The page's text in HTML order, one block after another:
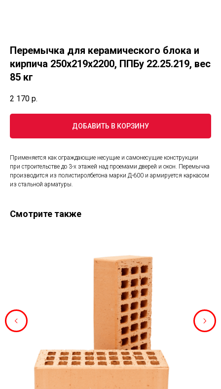
Перемычка для керамического блока и
кирпича 250х219х2200, ППБу 22.25.219, вес
85 кг
2 170 р.
ДОБАВИТЬ В КОРЗИНУ
Применяется как ограждающие несущие и самонесущие конструкции
при строительстве до 3-х этажей над проемами дверей и окон. Перемычка
производится из полистиролбетона марки Д-600 и армируется каркасом
из стальной арматуры.
Смотрите также